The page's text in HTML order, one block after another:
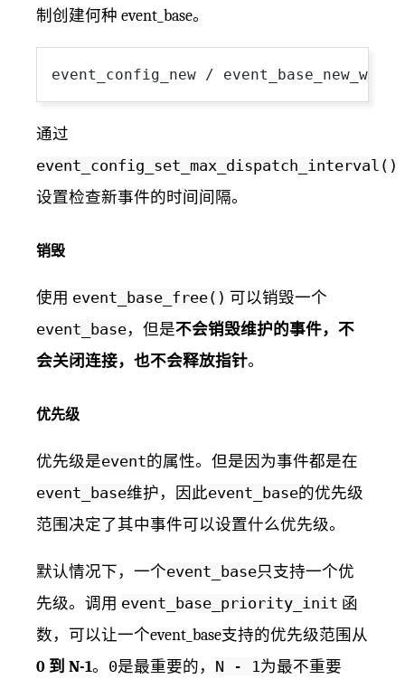
制创建何种 event_base。
通过
event_config_set_max_dispatch_interval()
设置检查新事件的时间间隔。
销毁
使用 event_base_free() 可以销毁一个
event_base，但是不会销毁维护的事件，不
会关闭连接，也不会释放指针。
优先级
优先级是event的属性。但是因为事件都是在
event_base维护，因此event_base的优先级
范围决定了其中事件可以设置什么优先级。
默认情况下，一个event_base只支持一个优
先级。调用 event_base_priority_init 函
数，可以让一个event_base支持的优先级范围从
0 到 N-1。 0是最重要的， N - 1为最不重要